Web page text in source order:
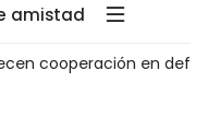
amistad
cooperación en